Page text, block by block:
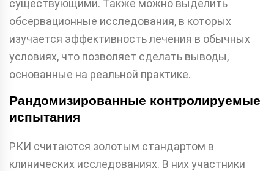
существующими. Также можно выделить
обсервационные исследования, в которых
изучается эффективность лечения в обычных
условиях, что позволяет сделать выводы,
основанные на реальной практике.
Рандомизированные контролируемые
испытания
РКИ считаются золотым стандартом в
клинических исследованиях. В них участники